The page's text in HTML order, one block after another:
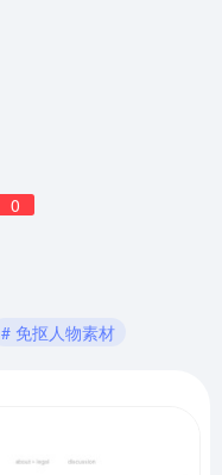
0
# 免抠人物素材